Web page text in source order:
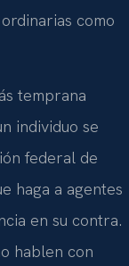
como
temprana
individuo se
federal de
haga a agentes
en su contra.
hablen con